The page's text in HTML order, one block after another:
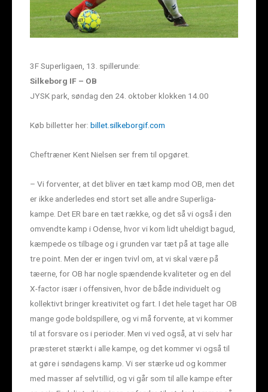
3F Superligaen, 13. spillerunde:
Silkeborg IF – OB
JYSK park, søndag den 24. oktober klokken 14.00
Køb billetter her: billet.silkeborgif.com
Cheftræner Kent Nielsen ser frem til opgøret.
– Vi forventer, at det bliver en tæt kamp mod OB, men det
er ikke anderledes end stort set alle andre Superliga-
kampe. Det ER bare en tæt række, og det så vi også i den
omvendte kamp i Odense, hvor vi kom lidt uheldigt bagud,
kæmpede os tilbage og i grunden var tæt på at tage alle
tre point. Men der er ingen tvivl om, at vi skal være på
tæerne, for OB har nogle spændende kvaliteter og en del
X-factor især i offensiven, hvor de både individuelt og
kollektivt bringer kreativitet og fart. I det hele taget har OB
mange gode boldspillere, og vi må forvente, at vi kommer
til at forsvare os i perioder. Men vi ved også, at vi selv har
præsteret stærkt i alle kampe, og det kommer vi også til
at gøre i søndagens kamp. Vi ser stærke ud og kommer
med masser af selvtillid, og vi går som til alle kampe efter